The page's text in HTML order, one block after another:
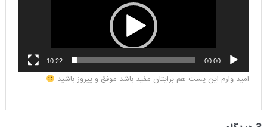
00:00
10:22
امید وارم این پست هم برایتان مفید باشد موفق و پیروز باشید